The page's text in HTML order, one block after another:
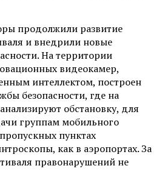
продолжили развитие
и внедрили новые
На территории
видеокамер,
интеллектом, построен
безопасности, где на
обстановку, для
группам мобильного
пунктах
как в аэропортах. За
правонарушений не